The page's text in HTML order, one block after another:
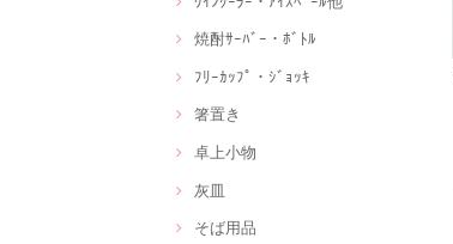
焼酎ｻｰﾊﾞｰ・ﾎﾞﾄﾙ
ﾌﾘｰｶｯﾌﾟ・ｼﾞｮｯｷ
箸置き
卓上小物
灰皿
そば用品